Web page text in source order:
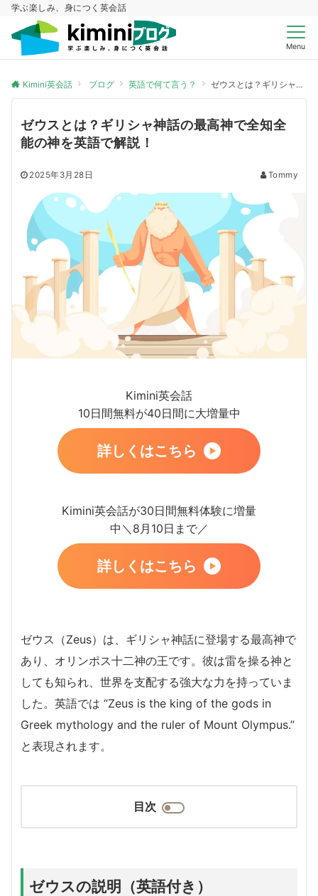
学ぶ楽しみ、身につく英会話
Menu
Kimini英会話 ブログ 英語で何て言う？ ゼウスとは？ギリシャ神話の最高神で全知全能の神を英語で解説！
ゼウスとは？ギリシャ神話の最高神で全知全
能の神を英語で解説！
2025年3月28日 Tommy
Kimini英会話
10日間無料が40日間に大増量中
詳しくはこちら
Kimini英会話が30日間無料体験に増量
中＼8月10日まで／
詳しくはこちら
ゼウス（Zeus）は、ギリシャ神話に登場する最高神で
あり、オリンポス十二神の王です。彼は雷を操る神と
しても知られ、世界を支配する強大な力を持っていま
した。英語では “Zeus is the king of the gods in
Greek mythology and the ruler of Mount Olympus.”
と表現されます。
目次
ゼウスの説明（英語付き）